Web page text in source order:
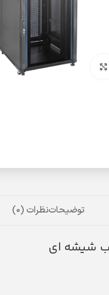
بزرگنمایی تصویر
توضیحاتنظرات (0)